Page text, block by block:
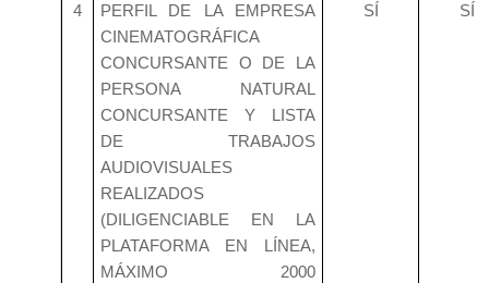
4
PERFIL DE LA EMPRESA
CINEMATOGRÁFICA
CONCURSANTE O DE LA
PERSONA NATURAL
CONCURSANTE Y LISTA
DE TRABAJOS
AUDIOVISUALES
REALIZADOS
(DILIGENCIABLE EN LA
PLATAFORMA EN LÍNEA,
MÁXIMO 2000
SÍ SÍ